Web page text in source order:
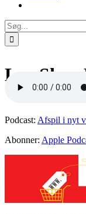
Søg
efter:
Lea
Podcast: Afspil i nyt
Abonner: Apple